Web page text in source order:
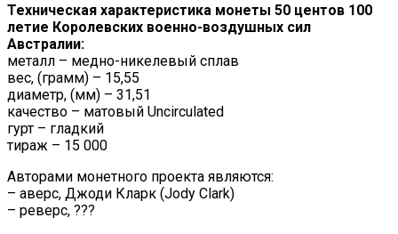
Техническая характеристика монеты 50 центов 100
летие Королевских военно-воздушных сил
Австралии:
металл – медно-никелевый сплав
вес, (грамм) – 15,55
диаметр, (мм) – 31,51
качество – матовый Uncirculated
гурт – гладкий
тираж – 15 000
Авторами монетного проекта являются:
– аверс, Джоди Кларк (Jody Clark)
– реверс, ???